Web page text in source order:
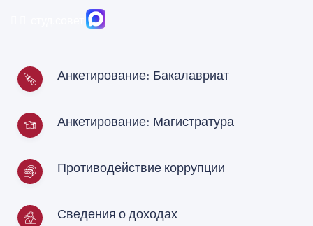
Анкетирование: Бакалавриат
Анкетирование: Магистратура
Противодействие коррупции
Сведения о доходах